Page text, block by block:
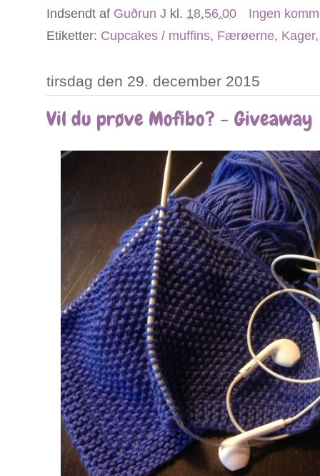
Indsendt af Guðrun J kl. 18.56.00
Ingen
Etiketter: Cupcakes / muffins, Færøerne, Kager
tirsdag den 29. december 2015
Vil du prøve Mofibo? - Giveaway